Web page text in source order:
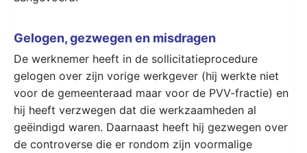
Gelogen, gezwegen en misdragen
De werknemer heeft in de sollicitatieprocedure
gelogen over zijn vorige werkgever (hij werkte niet
voor de gemeenteraad maar voor de PVV-fractie) en
hij heeft verzwegen dat die werkzaamheden al
geëindigd waren. Daarnaast heeft hij gezwegen over
de controverse die er rondom zijn voormalige